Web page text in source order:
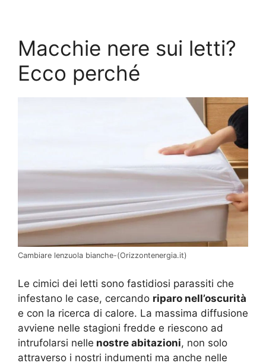
Macchie nere sui letti?
Ecco perché
Cambiare lenzuola bianche-(Orizzontenergia.it)
Le cimici dei letti sono fastidiosi parassiti che
infestano le case, cercando riparo nell’oscurità
e con la ricerca di calore. La massima diffusione
avviene nelle stagioni fredde e riescono ad
intrufolarsi nelle nostre abitazioni, non solo
attraverso i nostri indumenti ma anche nelle